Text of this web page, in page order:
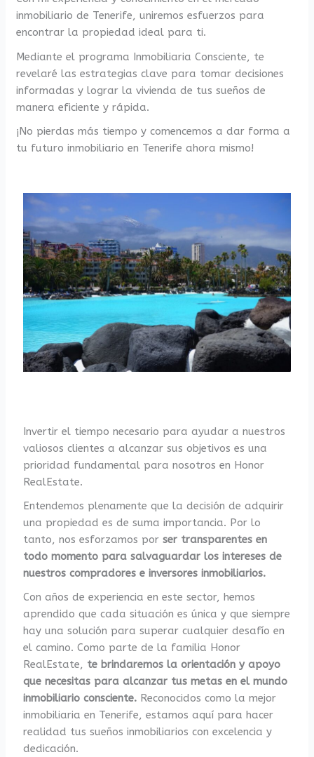
inmobiliario de Tenerife, uniremos esfuerzos para
encontrar la propiedad ideal para ti.
Mediante el programa Inmobiliaria Consciente, te
revelaré las estrategias clave para tomar decisiones
informadas y lograr la vivienda de tus sueños de
manera eficiente y rápida.
¡No pierdas más tiempo y comencemos a dar forma a
tu futuro inmobiliario en Tenerife ahora mismo!
Invertir el tiempo necesario para ayudar a nuestros
valiosos clientes a alcanzar sus objetivos es una
prioridad fundamental para nosotros en Honor
RealEstate.
Entendemos plenamente que la decisión de adquirir
una propiedad es de suma importancia. Por lo
tanto, nos esforzamos porser transparentes en
todo momento para salvaguardar los intereses de
nuestros compradores e inversores inmobiliarios.
Con años de experiencia en este sector, hemos
aprendido que cada situación es única y que siempre
hay una solución para superar cualquier desafío en
el camino. Como parte de la familia Honor
RealEstate, te brindaremos la orientación y apoyo
que necesitas para alcanzar tus metas en el mundo
inmobiliario consciente. Reconocidos como la mejor
inmobiliaria en Tenerife, estamos aquí para hacer
realidad tus sueños inmobiliarios con excelencia y
dedicación.